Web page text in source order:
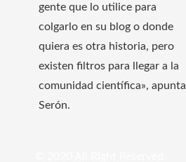
gente que lo utilice para
colgarlo en su blog o donde
quiera es otra historia, pero
existen filtros para llegar a la
comunidad científica», apunta
Serón.